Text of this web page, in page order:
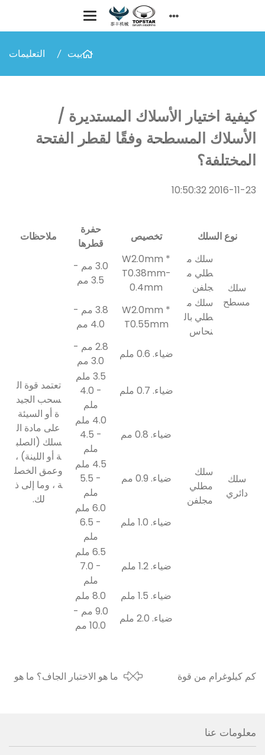
بيت التعليمات
كيفية اختيار الأسلاك المستديرة /
الأسلاك المسطحة وفقًا لقطر الفتحة
المختلفة؟
2016-11-23 10:50:32
نوع السلك تخصيص
حفرة
قطرها
ملاحظات
سلك
مسطح
سلك م
طلي م
جلفن
W2.0mm *
T0.38mm-
0.4mm
3.0 مم -
3.5 مم
تعتمد قوة ال
سحب الجيد
ة أو السيئة
على مادة ال
سلك (الصلب
ة أو اللينة) ،
وعمق الخصل
ة ، وما إلى ذ
لك.
سلك م
طلي بال
نحاس
W2.0mm *
T0.55mm
3.8 مم -
4.0 مم
سلك
دائري
سلك
مطلي
مجلفن
ضياء. 0.6 ملم
2.8 مم -
3.0 مم
ضياء. 0.7 ملم
3.5 ملم
- 4.0
ملم
ضياء. 0.8 مم
4.0 ملم
- 4.5
ملم
ضياء. 0.9 مم
4.5 ملم
- 5.5
ملم
ضياء. 1.0 ملم
6.0 ملم
- 6.5
ملم
ضياء. 1.2 ملم
6.5 ملم
- 7.0
ملم
ضياء. 1.5 ملم
8.0 ملم
ضياء. 2.0 ملم
9.0 مم -
10.0 مم
كم كيلوغرام من قوة
ما هو الاختبار الجاف؟ ما هو
معلومات عنا